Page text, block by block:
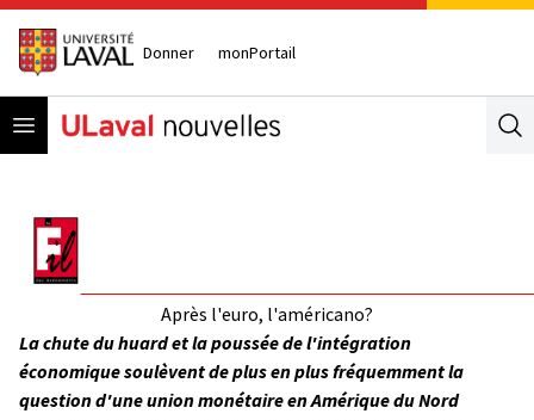
Donner monPortail
Open menu
Après l'euro, l'américano?
La chute du huard et la poussée de l'intégration
économique soulèvent de plus en plus fréquemment la
question d'une union monétaire en Amérique du Nord